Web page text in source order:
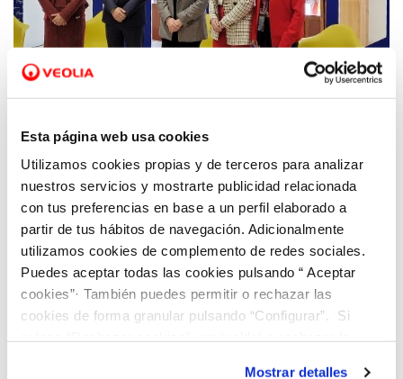
Esta página web usa cookies
Utilizamos cookies propias y de terceros para analizar
nuestros servicios y mostrarte publicidad relacionada
con tus preferencias en base a un perfil elaborado a
partir de tus hábitos de navegación. Adicionalmente
utilizamos cookies de complemento de redes sociales.
Puedes aceptar todas las cookies pulsando “ Aceptar
cookies”· También puedes permitir o rechazar las
cookies de forma granular pulsando “Configurar”. Si
Mostrar detalles
13 ABR 2022
primer encuentro de la iniciativa "Climas
para el Cambio" vinculado a cambio
climático y sector empresarial